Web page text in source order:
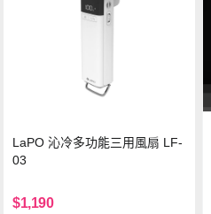
LaPO 沁冷多功能三用風扇 LF-
03
$1,190